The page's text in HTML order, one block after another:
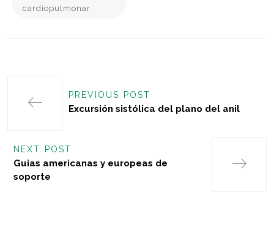
cardiopulmonar
PREVIOUS POST
Excursión sistólica del plano del anil
NEXT POST
Guias americanas y europeas de
soporte